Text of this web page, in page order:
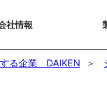
社情報
する企業 DAIKEN